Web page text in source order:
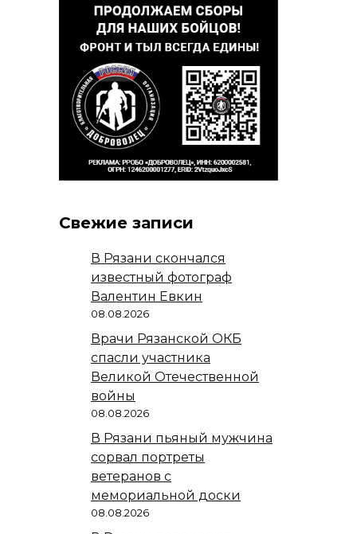
Свежие записи
В Рязани скончался
известный фотограф
Валентин Евкин
08.08.2026
Врачи Рязанской ОКБ
спасли участника
Великой Отечественной
войны
08.08.2026
В Рязани пьяный мужчина
сорвал портреты
ветеранов с
мемориальной доски
08.08.2026